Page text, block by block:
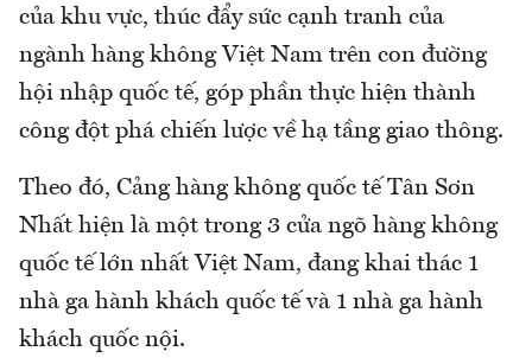
của khu vực, thúc đẩy sức cạnh tranh của
ngành hàng không Việt Nam trên con đường
hội nhập quốc tế, góp phần thực hiện thành
công đột phá chiến lược về hạ tầng giao thông.
Theo đó, Cảng hàng không quốc tế Tân Sơn
Nhất hiện là một trong 3 cửa ngõ hàng không
quốc tế lớn nhất Việt Nam, đang khai thác 1
nhà ga hành khách quốc tế và 1 nhà ga hành
khách quốc nội.